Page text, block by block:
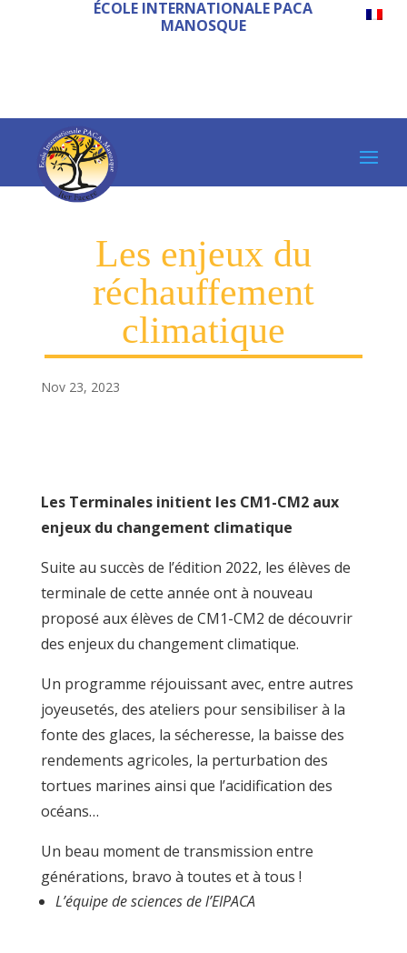
ÉCOLE INTERNATIONALE PACA
MANOSQUE
Les enjeux du
réchauffement
climatique
Nov 23, 2023
Les Terminales initient les CM1-CM2 aux
enjeux du changement climatique
Suite au succès de l’édition 2022, les élèves de
terminale de cette année ont à nouveau
proposé aux élèves de CM1-CM2 de découvrir
des enjeux du changement climatique.
Un programme réjouissant avec, entre autres
joyeusetés, des ateliers pour sensibiliser à la
fonte des glaces, la sécheresse, la baisse des
rendements agricoles, la perturbation des
tortues marines ainsi que l’acidification des
océans…
Un beau moment de transmission entre
générations, bravo à toutes et à tous !
L’équipe de sciences de l’EIPACA